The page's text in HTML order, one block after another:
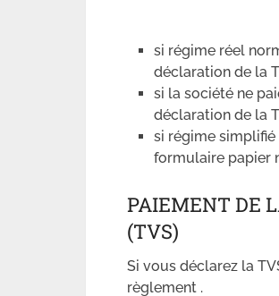
si régime réel
déclaration de la
si la société ne
déclaration de la
si régime simplifié
formulaire papier
PAIEMENT DE
(TVS)
Si vous déclarez la
règlement .